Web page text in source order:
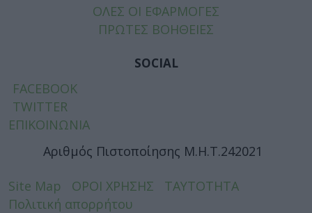
ΟΛΕΣ ΟΙ ΕΦΑΡΜΟΓΕΣ
ΠΡΩΤΕΣ ΒΟΗΘΕΙΕΣ
SOCIAL
FACEBOOK
TWITTER
ΕΠΙΚΟΙΝΩΝΙΑ
Αριθμός Πιστοποίησης Μ.Η.Τ.242021
Site Map ΟΡΟΙ ΧΡΗΣΗΣ
ΤΑΥΤΟΤΗΤΑ
Πολιτική απορρήτου